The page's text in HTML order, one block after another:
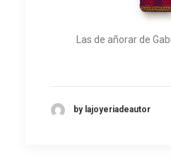
Las de añorar de
by lajoyeriadeautor